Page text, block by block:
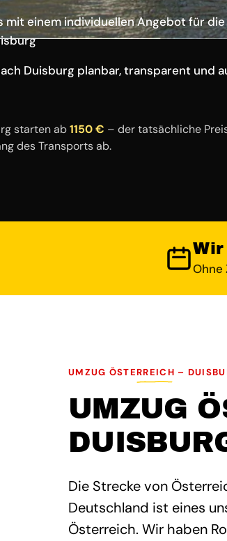
mit einem individuellen Angebot für die
Duisburg planbar, transparent und
starten ab1150 € – der tatsächliche
des Transports ab.
Wir
Ohne
UMZUG ÖSTERREICH –
UMZUG
Die Strecke von
Deutschland ist eines
Österreich. Wir haben